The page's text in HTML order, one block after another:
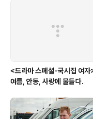
<드라마 스페셜-국시집 여자
여름, 안동, 사랑에 물들다.